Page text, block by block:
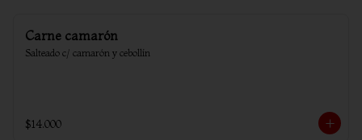
Carne camarón
Salteado c/ camarón y cebollín
$14.000